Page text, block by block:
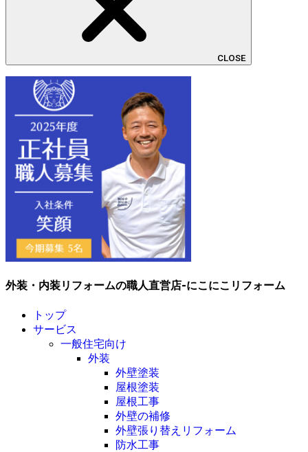
CLOSE
外装・内装リフォームの職人直営店-にこにこリフォーム
トップ
サービス
一般住宅向け
外装
外壁塗装
屋根塗装
屋根工事
外壁の補修
外壁張り替えリフォーム
防水工事